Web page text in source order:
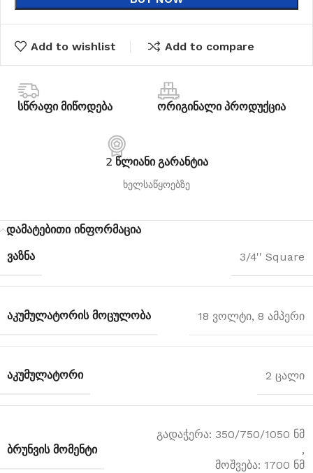
Add to wishlist Add to compare
სწრაფი მიწოდება ორიგინალი პროდუქცია
2 წლიანი გარანტია
ხელსაწყოებზე
დამატებითი ინფორმაცია
ᲕᲐᲖᲜᲐ
3/4'' Square
ᲐᲙᲣᲛᲣᲚᲐᲢᲝᲠᲘᲡ ᲛᲝᲪᲣᲚᲝᲑᲐ 18 ვოლტი, 8 ამპერი
ᲐᲙᲣᲛᲣᲚᲐᲢᲝᲠᲘ 2 ცალი
ᲑᲠᲣᲜᲕᲘᲡ ᲛᲝᲛᲔᲜᲢᲘ
გადაჭერა: 350/750/1050 ნმ
,
მოშვება: 1700 ნმ